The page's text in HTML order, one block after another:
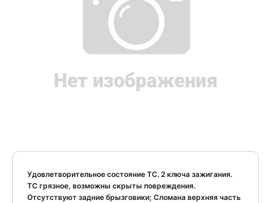
Удовлетворительное состояние ТС. 2 ключа зажигания.
ТС грязное, возможны скрыты повреждения.
Отсутствуют задние брызговики; Сломана верхняя часть